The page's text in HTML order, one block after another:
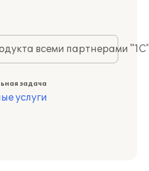
всеми партнерами
задача
услуги